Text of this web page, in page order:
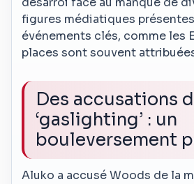
figures médiatiques
événements clés, comme les
places sont souvent
Des accusations
‘gaslighting’ : un
bouleversement
Aluko a accusé Woods de la